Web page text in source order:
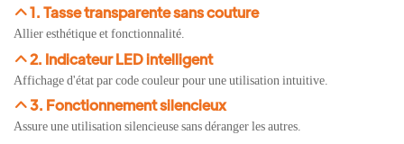
1. Tasse transparente sans couture
Allier esthétique et fonctionnalité.
2. Indicateur LED intelligent
Affichage d'état par code couleur pour une utilisation intuitive.
3. Fonctionnement silencieux
Assure une utilisation silencieuse sans déranger les autres.